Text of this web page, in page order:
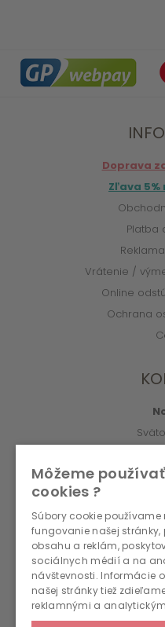
Doprava
Zľava 5%
Platba
Vrátenie /
Online
Ochrana
WMS,
Môžeme používať
cookies ?
Súbory cookie
fungovanie našej stránky,
obsahu a reklám,
sociálnych médií a na
návštevnosti. Informácie
našej stránky tiež
reklamnými a